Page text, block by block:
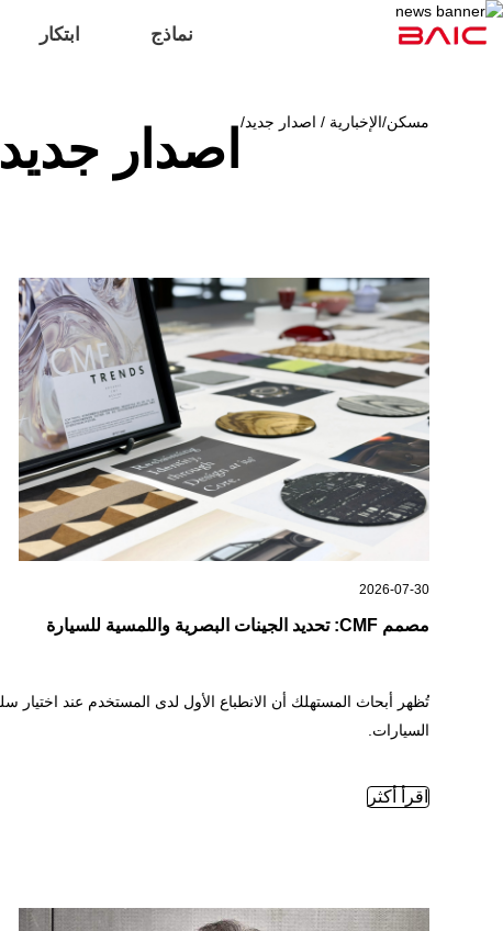
نماذج ابتكار
مسكن/الإخبارية / اصدار جديد/ اصدار جديد
2026-07-30
مصمم CMF: تحديد الجينات البصرية واللمسية للسيارة
السيارات.
مصمم CMF: تحديد الجينات البصرية واللمسية للسيارة —
اقرأ أكثر